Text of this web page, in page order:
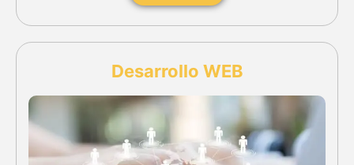
Desarrollo WEB